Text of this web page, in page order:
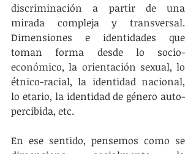
discriminación a partir de una
mirada compleja y transversal.
Dimensiones e identidades que
toman forma desde lo socio-
económico, la orientación sexual, lo
étnico-racial, la identidad nacional,
lo etario, la identidad de género auto-
percibida, etc.
En ese sentido, pensemos como se